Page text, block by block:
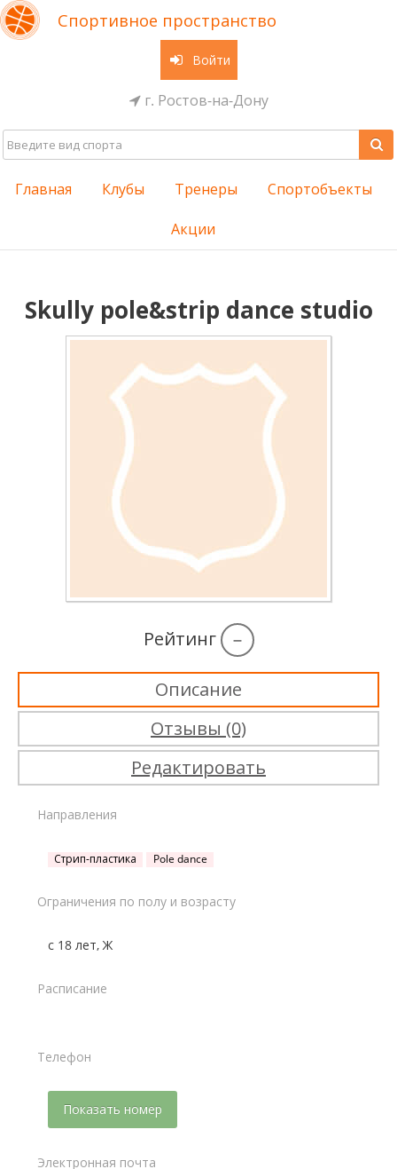
Спортивное пространство
Войти
г. Ростов-на-Дону
Главная Клубы Тренеры Спортобъекты
Акции
Skully pole&strip dance studio
Рейтинг –
Описание
Отзывы (0)
Редактировать
Направления
Стрип-пластика Pole dance
Ограничения по полу и возрасту
с 18 лет, Ж
Расписание
Телефон
Показать номер
Электронная почта